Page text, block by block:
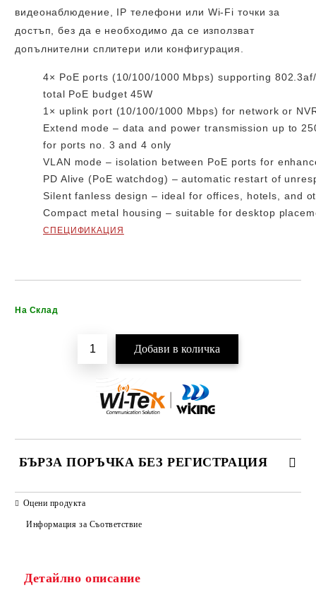
видеонаблюдение, IP телефони или Wi-Fi точки за
достъп, без да е необходимо да се използват
допълнителни сплитери или конфигурация.
4× PoE ports (10/100/1000 Mbps) supporting
total PoE budget 45W
1× uplink port (10/100/1000 Mbps) for network or
Extend mode – data and power transmission up to
for ports no. 3 and 4 only
VLAN mode – isolation between PoE ports for
PD Alive (PoE watchdog) – automatic restart of
Silent fanless design – ideal for offices, hotels, and
Compact metal housing – suitable for desktop
СПЕЦИФИКАЦИЯ
На Склад
БЪРЗА ПОРЪЧКА БЕЗ РЕГИСТРАЦИЯ
Ние ще се свържем с вас в рамките на работния ден.
Оцени продукта
Информация за Съответствие
Детайлно описание